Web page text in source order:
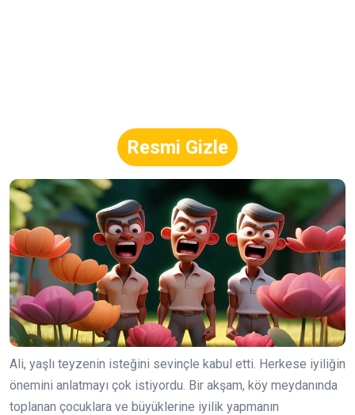
Resmi Gizle
Ali, yaşlı teyzenin isteğini sevinçle kabul etti. Herkese iyiliğin
önemini anlatmayı çok istiyordu. Bir akşam, köy meydanında
toplanan çocuklara ve büyüklerine iyilik yapmanın